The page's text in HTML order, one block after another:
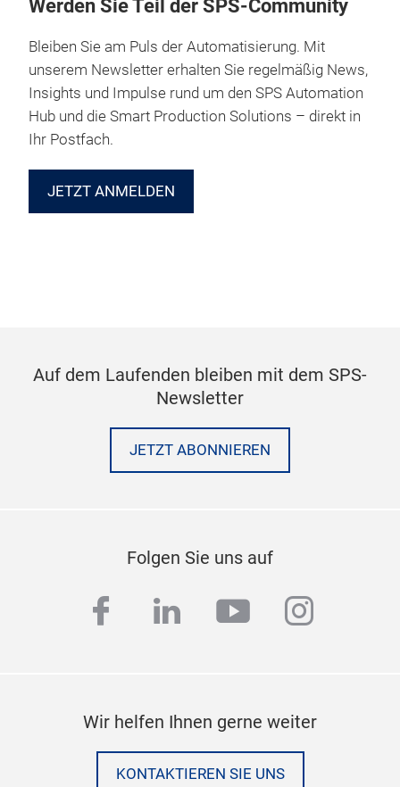
Werden Sie Teil der SPS-Community
Bleiben Sie am Puls der Automatisierung. Mit
unserem Newsletter erhalten Sie regelmäßig News,
Insights und Impulse rund um den SPS Automation
Hub und die Smart Production Solutions – direkt in
Ihr Postfach.
JETZT ANMELDEN
Auf dem Laufenden bleiben mit dem SPS-
Newsletter
JETZT ABONNIEREN
Folgen Sie uns auf
facebook
linkedinyoutube
Wir helfen Ihnen gerne weiter
KONTAKTIEREN SIE UNS